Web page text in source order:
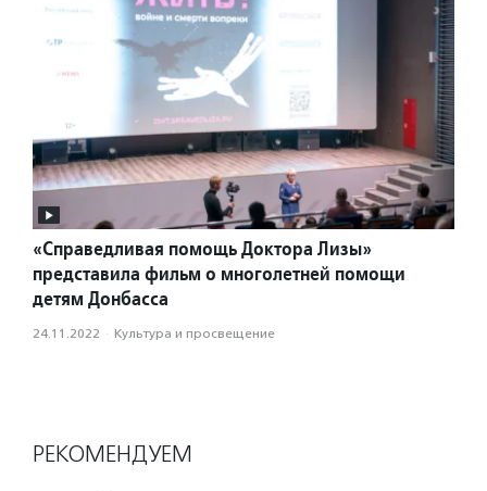
«Справедливая помощь Доктора Лизы»
представила фильм о многолетней помощи
детям Донбасса
24.11.2022 · Культура и просвещение
РЕКОМЕНДУЕМ